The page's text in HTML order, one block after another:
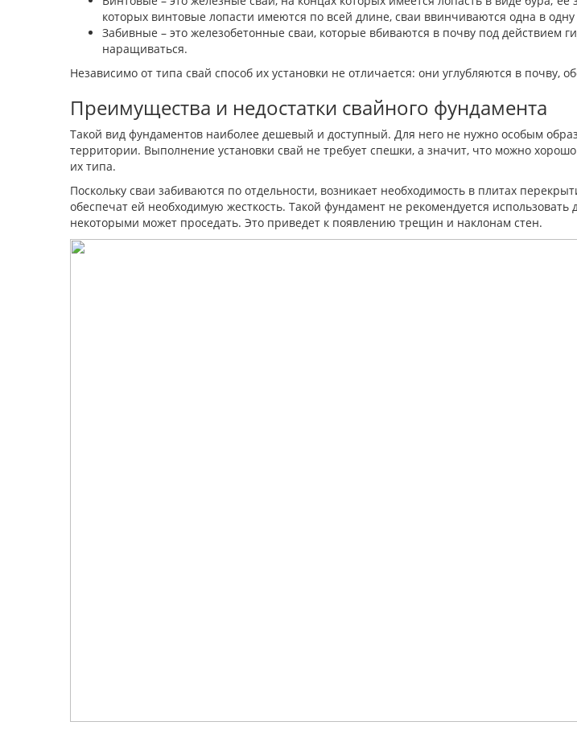
которых винтовые лопасти имеются по всей длине, сваи ввинчиваются одна в одну
Забивные – это железобетонные сваи, которые вбиваются в почву под действием
наращиваться.
Независимо от типа свай способ их установки не отличается: они углубляются в
Преимущества и недостатки свайного фундамента
Такой вид фундаментов наиболее дешевый и доступный. Для него не нужно особым
территории. Выполнение установки свай не требует спешки, а значит, что можно
их типа.
Поскольку сваи забиваются по отдельности, возникает необходимость в плитах
обеспечат ей необходимую жесткость. Такой фундамент не рекомендуется
некоторыми может проседать. Это приведет к появлению трещин и наклонам стен.